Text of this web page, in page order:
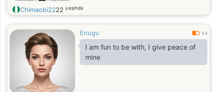
Chimaobi2222 yaşında
Enugu 0.4
I am fun to be with, I give peace of
mine